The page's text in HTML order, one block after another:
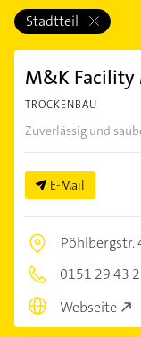
Stadtteil
M&K
TROCKENBAU
Zuverlässig und
E-Mail
Pöhlbergstr.
0151 29 43
Webseite